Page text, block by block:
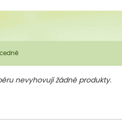
nevyhovují žádné produkty.